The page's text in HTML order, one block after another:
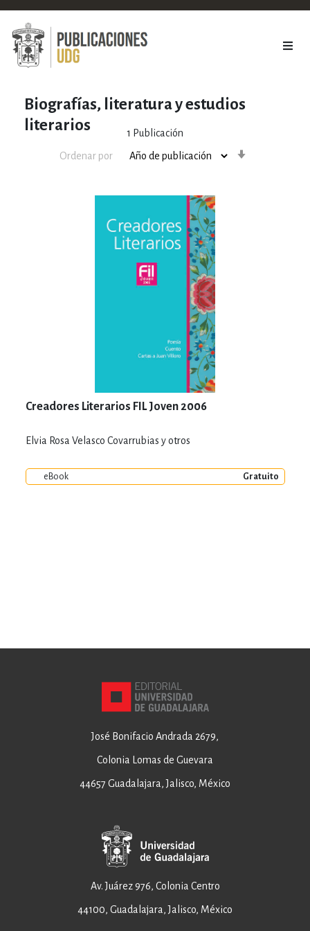
Biografías, literatura y estudios
literarios
1 Publicación
Ordenar por
Creadores Literarios FIL Joven 2006
Elvia Rosa Velasco Covarrubias y otros
eBook Gratuito
José Bonifacio Andrada 2679,
Colonia Lomas de Guevara
44657 Guadalajara, Jalisco, México
Av. Juárez 976, Colonia Centro
44100, Guadalajara, Jalisco, México